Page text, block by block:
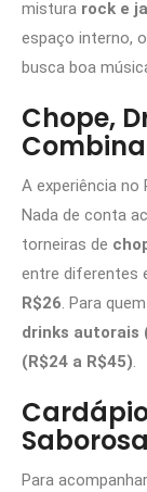
mistura rock e
espaço interno,
busca boa
Chope,
A experiência no
Nada de conta
torneiras de
entre diferentes
R$26. Para
drinks autorais
(R$24 a R$45).
Saborosa
Para